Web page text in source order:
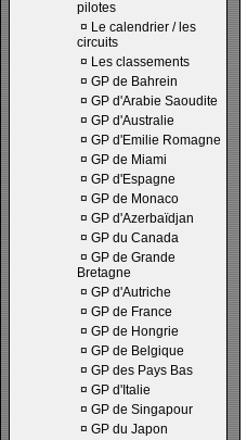
pilotes
¤ Le calendrier / les
circuits
¤ Les classements
¤ GP de Bahrein
¤ GP d'Arabie Saoudite
¤ GP d'Australie
¤ GP d'Emilie Romagne
¤ GP de Miami
¤ GP d'Espagne
¤ GP de Monaco
¤ GP d'Azerbaïdjan
¤ GP du Canada
¤ GP de Grande
Bretagne
¤ GP d'Autriche
¤ GP de France
¤ GP de Hongrie
¤ GP de Belgique
¤ GP des Pays Bas
¤ GP d'Italie
¤ GP de Singapour
¤ GP du Japon